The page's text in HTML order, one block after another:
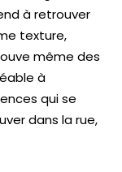
à retrouver
texture,
même des
à
qui se
dans la rue,